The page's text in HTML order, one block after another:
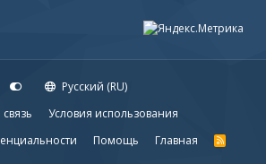
Русский (RU)
Условия использования
Помощь Главная
R
S